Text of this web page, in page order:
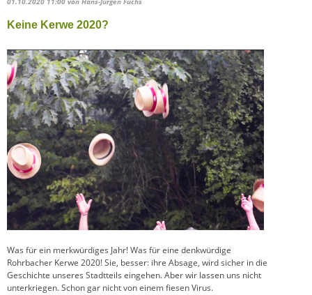
Keine Kerwe 2020?
Was für ein merkwürdiges Jahr! Was für eine denkwürdige
Rohrbacher Kerwe 2020! Sie, besser: ihre Absage, wird sicher in die
Geschichte unseres Stadtteils eingehen. Aber wir lassen uns nicht
unterkriegen. Schon gar nicht von einem fiesen Virus.